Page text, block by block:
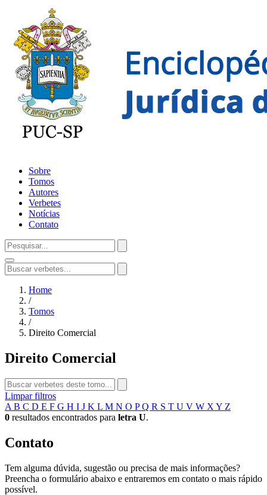
Sobre
Tomos
Autores
Verbetes
Notícias
Contato
Home
/
Tomos
/
Direito Comercial
Direito Comercial
Limpar filtros
A B C D E F G H I J K L M N O PQ R S T U V W X Y Z
0 resultados encontrados para letra U.
Contato
Tem alguma dúvida, sugestão ou precisa de mais informações?
Preencha o formulário abaixo e entraremos em contato o mais rápido
possível.